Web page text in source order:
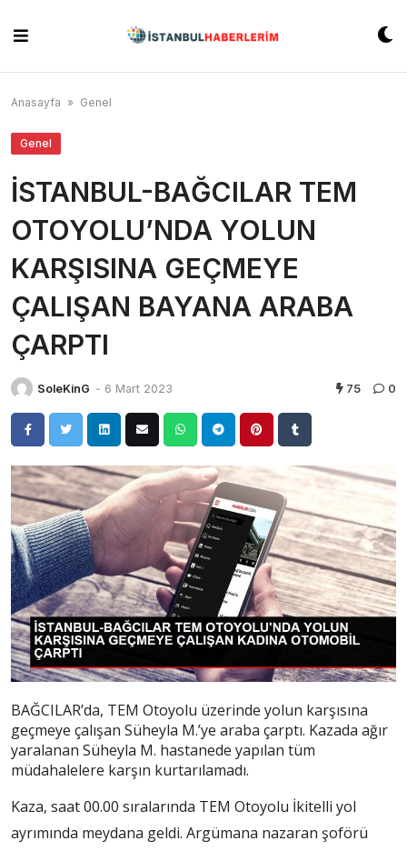
content
Anasayfa » Genel
Genel
İSTANBUL-BAĞCILAR TEM
OTOYOLU’NDA YOLUN
KARŞISINA GEÇMEYE
ÇALIŞAN BAYANA ARABA
ÇARPTI
SoleKinG - 6 Mart 2023 75 0
BAĞCILAR’da, TEM Otoyolu üzerinde yolun karşısına
geçmeye çalışan Süheyla M.’ye araba çarptı. Kazada ağır
yaralanan Süheyla M. hastanede yapılan tüm
müdahalelere karşın kurtarılamadı.
Kaza, saat 00.00 sıralarında TEM Otoyolu İkitelli yol
ayrımında meydana geldi. Argümana nazaran şoförü